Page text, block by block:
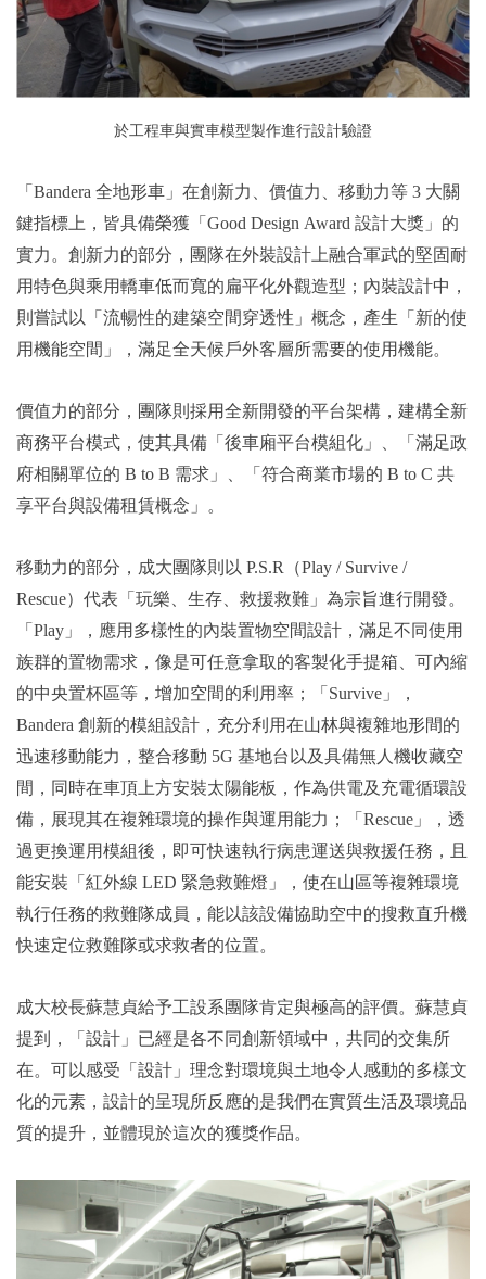
於工程車與實車模型製作進行設計驗證
「Bandera 全地形車」在創新力、價值力、移動力等 3 大關
鍵指標上，皆具備榮獲「Good Design Award 設計大獎」的
實力。 創新力的部分，團隊在外裝設計上融合軍武的堅固耐
用特色與乘用轎車低而寬的扁平化外觀造型；內裝設計中，
則嘗試以「流暢性的建築空間穿透性」概念，產生「新的使
用機能空間」，滿足全天候戶外客層所需要的使用機能。
價值力的部分，團隊則採用全新開發的平台架構，建構全新
商務平台模式，使其具備「後車廂平台模組化」、「滿足政
府相關單位的 B to B 需求」、「符合商業市場的 B to C 共
享平台與設備租賃概念」。
移動力的部分，成大團隊則以 P.S.R（Play / Survive /
Rescue）代表「玩樂、生存、救援救難」為宗旨進行開發。
「Play」，應用多樣性的內裝置物空間設計，滿足不同使用
族群的置物需求，像是可任意拿取的客製化手提箱、可內縮
的中央置杯區等，增加空間的利用率；「Survive」，
Bandera 創新的模組設計，充分利用在山林與複雜地形間的
迅速移動能力，整合移動 5G 基地台以及具備無人機收藏空
間，同時在車頂上方安裝太陽能板，作為供電及充電循環設
備，展現其在複雜環境的操作與運用能力；「Rescue」，透
過更換運用模組後，即可快速執行病患運送與救援任務，且
能安裝「紅外線 LED 緊急救難燈」，使在山區等複雜環境
執行任務的救難隊成員，能以該設備協助空中的搜救直升機
快速定位救難隊或求救者的位置。
成大校長蘇慧貞給予工設系團隊肯定與極高的評價。蘇慧貞
提到，「設計」已經是各不同創新領域中，共同的交集所
在。可以感受「設計」理念對環境與土地令人感動的多樣文
化的元素，設計的呈現所反應的是我們在實質生活及環境品
質的提升，並體現於這次的獲獎作品。